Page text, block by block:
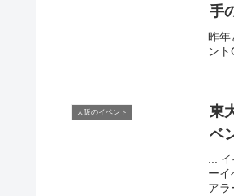
手
昨年
ント
大阪のイベント 東
ベ
...
ー
アラ